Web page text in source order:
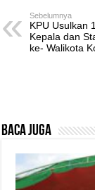
Sebelumnya
KPU Usulkan
Kepala dan
ke- Walikota
Baca Juga